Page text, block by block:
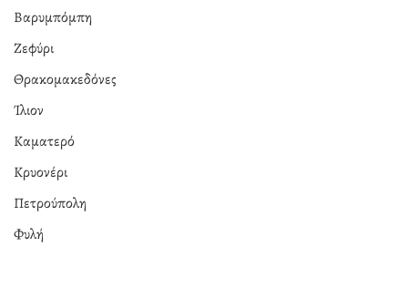
Βαρυμπόμπη
Ζεφύρι
Θρακομακεδόνες
Ίλιον
Καματερό
Κρυονέρι
Πετρούπολη
Φυλή